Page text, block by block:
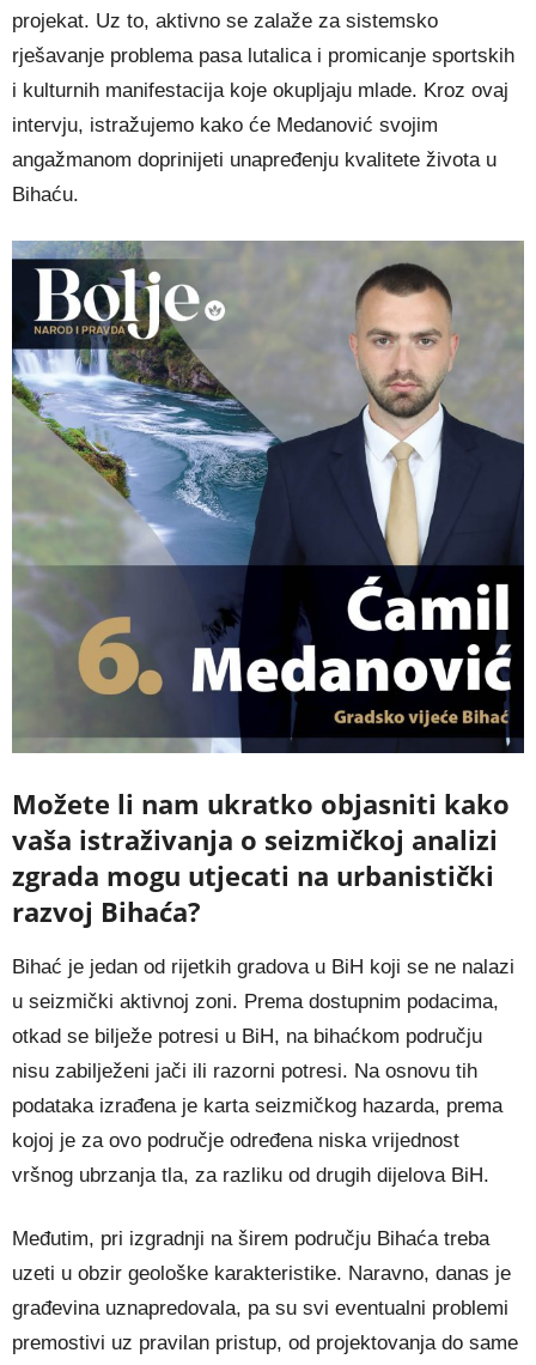
projekat. Uz to, aktivno se zalaže za sistemsko
rješavanje problema pasa lutalica i promicanje sportskih
i kulturnih manifestacija koje okupljaju mlade. Kroz ovaj
intervju, istražujemo kako će Medanović svojim
angažmanom doprinijeti unapređenju kvalitete života u
Bihaću.
Možete li nam ukratko objasniti kako
vaša istraživanja o seizmičkoj analizi
zgrada mogu utjecati na urbanistički
razvoj Bihaća?
Bihać je jedan od rijetkih gradova u BiH koji se ne nalazi
u seizmički aktivnoj zoni. Prema dostupnim podacima,
otkad se bilježe potresi u BiH, na bihaćkom području
nisu zabilježeni jači ili razorni potresi. Na osnovu tih
podataka izrađena je karta seizmičkog hazarda, prema
kojoj je za ovo područje određena niska vrijednost
vršnog ubrzanja tla, za razliku od drugih dijelova BiH.
Međutim, pri izgradnji na širem području Bihaća treba
uzeti u obzir geološke karakteristike. Naravno, danas je
građevina uznapredovala, pa su svi eventualni problemi
premostivi uz pravilan pristup, od projektovanja do same